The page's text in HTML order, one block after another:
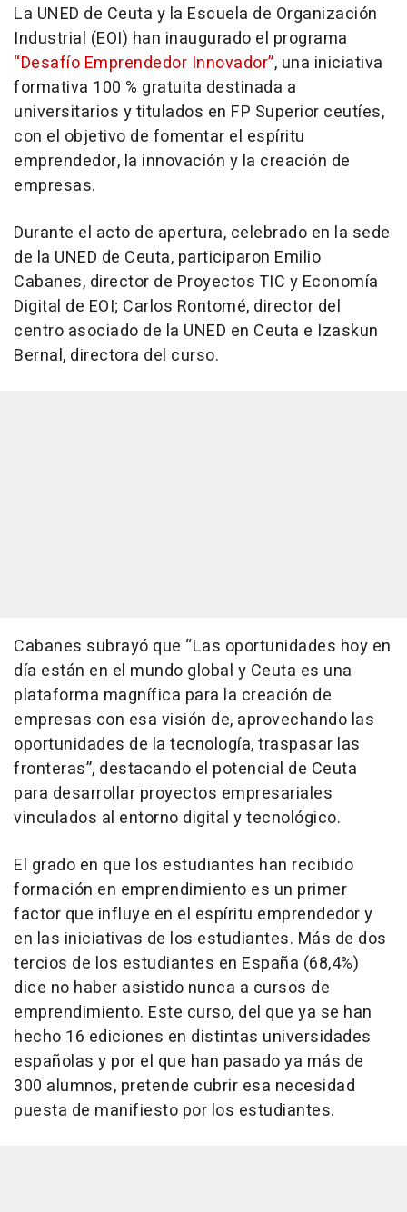
La UNED de Ceuta y la Escuela de Organización
Industrial (EOI) han inaugurado el programa
“Desafío Emprendedor Innovador”, una iniciativa
formativa 100 % gratuita destinada a
universitarios y titulados en FP Superior ceutíes,
con el objetivo de fomentar el espíritu
emprendedor, la innovación y la creación de
empresas.
Durante el acto de apertura, celebrado en la sede
de la UNED de Ceuta, participaron Emilio
Cabanes, director de Proyectos TIC y Economía
Digital de EOI; Carlos Rontomé, director del
centro asociado de la UNED en Ceuta e Izaskun
Bernal, directora del curso.
Cabanes subrayó que “Las oportunidades hoy en
día están en el mundo global y Ceuta es una
plataforma magnífica para la creación de
empresas con esa visión de, aprovechando las
oportunidades de la tecnología, traspasar las
fronteras”, destacando el potencial de Ceuta
para desarrollar proyectos empresariales
vinculados al entorno digital y tecnológico.
El grado en que los estudiantes han recibido
formación en emprendimiento es un primer
factor que influye en el espíritu emprendedor y
en las iniciativas de los estudiantes. Más de dos
tercios de los estudiantes en España (68,4%)
dice no haber asistido nunca a cursos de
emprendimiento. Este curso, del que ya se han
hecho 16 ediciones en distintas universidades
españolas y por el que han pasado ya más de
300 alumnos, pretende cubrir esa necesidad
puesta de manifiesto por los estudiantes.